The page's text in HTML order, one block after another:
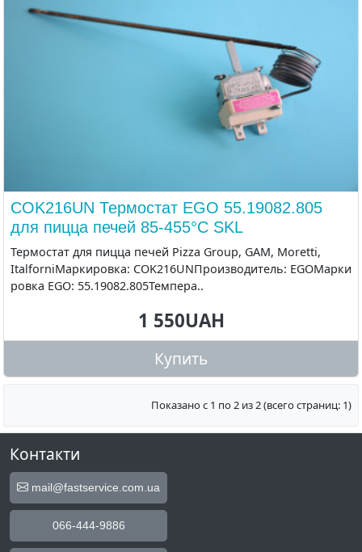
COK216UN Термостат EGO 55.19082.805
для пицца печей 85-455°C SKL
Термостат для пицца печей Pizza Group, GAM, Moretti,
ItalforniМаркировка: COK216UNПроизводитель: EGOМарки
ровка EGO: 55.19082.805Темпера..
1 550UAH
Купить
Показано с 1 по 2 из 2 (всего страниц: 1)
Контакти
mail@fastservice.com.ua
066-444-9886